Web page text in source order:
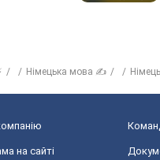
Німецька мова ✍
на сайті